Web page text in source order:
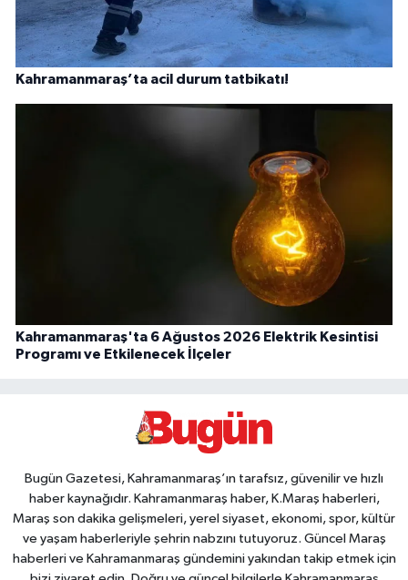
Kahramanmaraş’ta acil durum tatbikatı!
Kahramanmaraş'ta 6 Ağustos 2026 Elektrik Kesintisi
Programı ve Etkilenecek İlçeler
Bugün Gazetesi, Kahramanmaraş’ın tarafsız, güvenilir ve hızlı
haber kaynağıdır. Kahramanmaraş haber, K.Maraş haberleri,
Maraş son dakika gelişmeleri, yerel siyaset, ekonomi, spor, kültür
ve yaşam haberleriyle şehrin nabzını tutuyoruz. Güncel Maraş
haberleri ve Kahramanmaraş gündemini yakından takip etmek için